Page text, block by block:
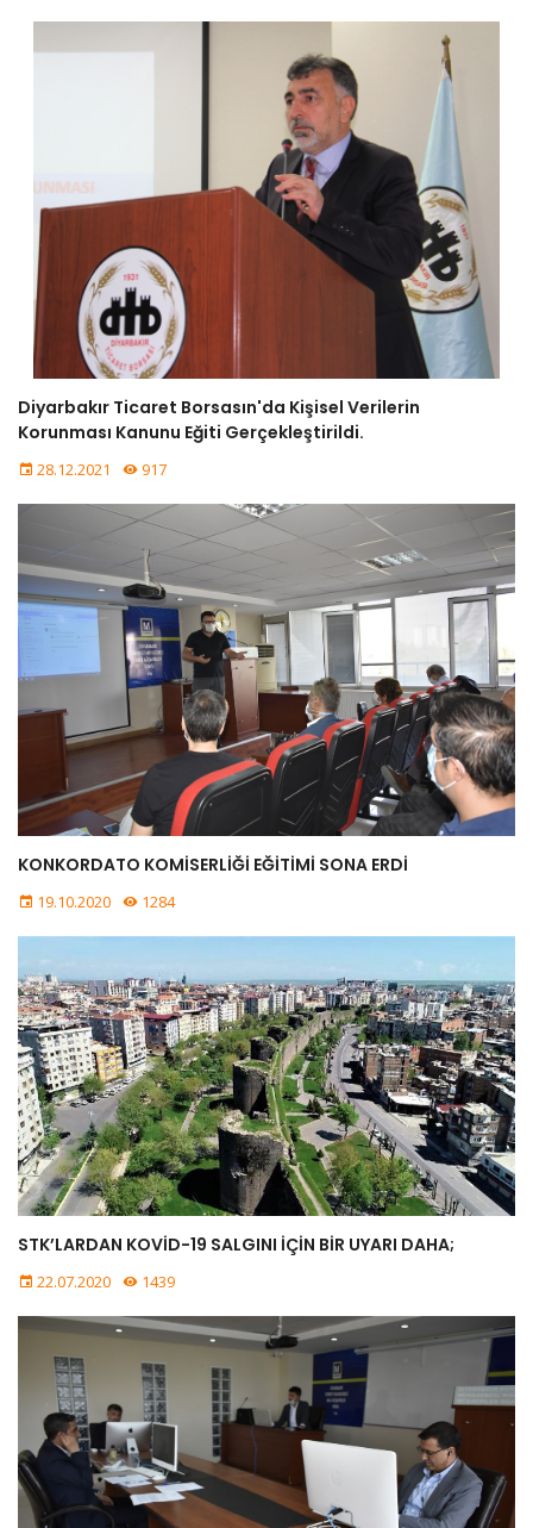
Diyarbakır Ticaret Borsasın'da Kişisel Verilerin
Korunması Kanunu Eğiti Gerçekleştirildi.
28.12.2021 917
KONKORDATO KOMİSERLİĞİ EĞİTİMİ SONA ERDİ
19.10.2020 1284
STK’LARDAN KOVİD-19 SALGINI İÇİN BİR UYARI DAHA;
22.07.2020 1439